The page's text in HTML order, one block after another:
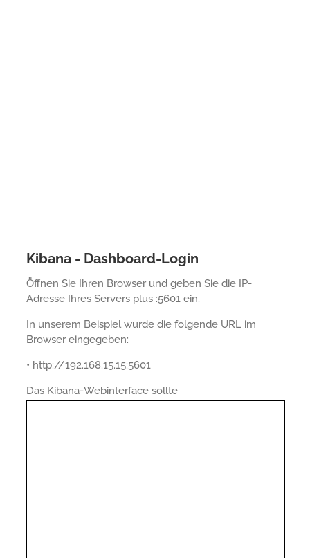
Kibana - Dashboard-Login
Öffnen Sie Ihren Browser und geben Sie die IP-
Adresse Ihres Servers plus :5601 ein.
In unserem Beispiel wurde die folgende URL im
Browser eingegeben:
• http://192.168.15.15:5601
Das Kibana-Webinterface sollte